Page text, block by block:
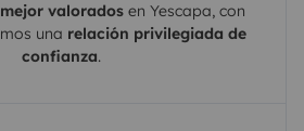
valoradosen Yescapa, con
una relación privilegiada de
confianza.